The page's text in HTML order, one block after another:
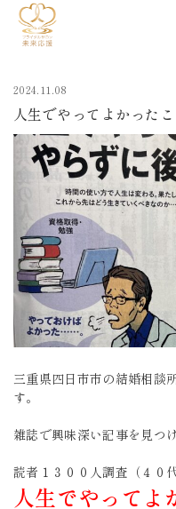
2024.11.08
人生でやってよかった
三重県四日市市の結婚相談
す。
雑誌で興味深い記事を見つ
読者１３００人調査（４０
人生でやってよ